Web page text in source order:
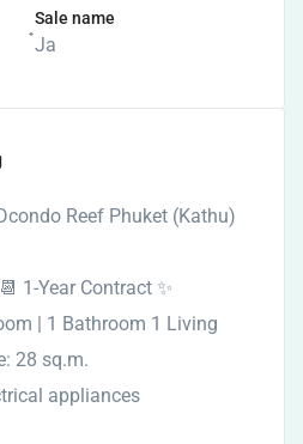
Sale name
๋Ja
Reef Phuket (Kathu)
1-Year Contract ✨
| 1 Bathroom 1 Living
28 sq.m.
appliances